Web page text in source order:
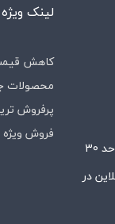
20 شب - آنلاین در
لینک
کاهش
محصولات
پرفروش
فروش ویژه